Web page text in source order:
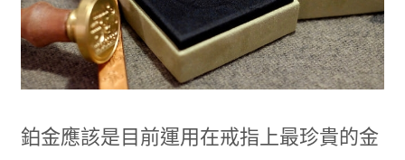
鉑金應該是目前運用在戒指上最珍貴的金